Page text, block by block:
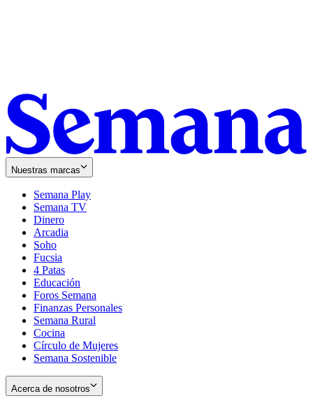
Nuestras marcas
Semana Play
Semana TV
Dinero
Arcadia
Soho
in
new
window
Fucsia
in
new
window
4 Patas
Educación
Foros Semana
Finanzas Personales
Semana Rural
Cocina
Círculo de Mujeres
Semana Sostenible
Acerca de nosotros